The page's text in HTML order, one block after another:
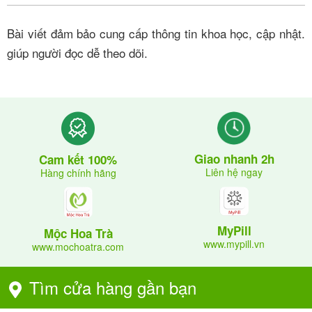
Bài viết đảm bảo cung cấp thông tin khoa học, cập nhật.
giúp người đọc dễ theo dõi.
Cam kết 100%
Hàng chính hãng
Giao nhanh 2h
Liên hệ ngay
Mộc Hoa Trà
www.mochoatra.com
MyPill
www.mypill.vn
Tìm cửa hàng gần bạn